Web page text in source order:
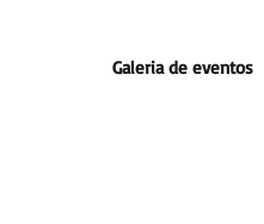
Galeria de eventos